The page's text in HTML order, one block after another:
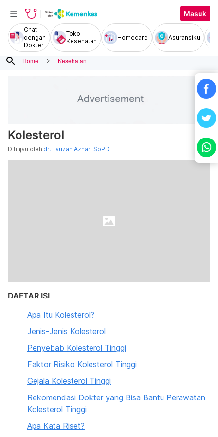
Masuk
Chat
dengan
Dokter
Toko
Kesehatan
Homecare Asuransiku
search Home Kesehatan
Kolesterol
Ditinjau oleh dr. Fauzan Azhari SpPD
DAFTAR ISI
Apa Itu Kolesterol?
Jenis-Jenis Kolesterol
Penyebab Kolesterol Tinggi
Faktor Risiko Kolesterol Tinggi
Gejala Kolesterol Tinggi
Rekomendasi Dokter yang Bisa Bantu Perawatan
Kolesterol Tinggi
Apa Kata Riset?